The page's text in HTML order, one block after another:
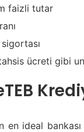
faizli tutar
ücreti gibi
en ideal